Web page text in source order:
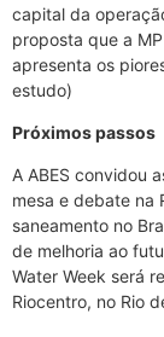
capital da
proposta que a
apresenta os
estudo)
Próximos passos
A ABES convidou
mesa e debate na
saneamento no
de melhoria ao
Water Week será
Riocentro, no Rio